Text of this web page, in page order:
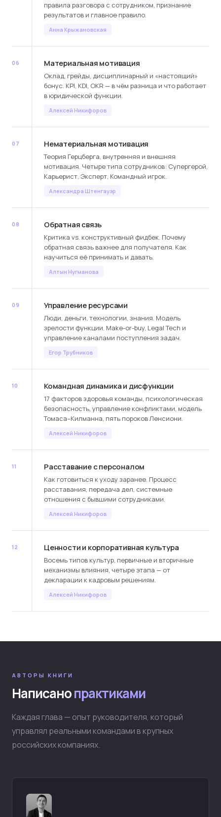
правила разговора с сотрудником, признание
результатов и главное правило.
Анна Крыжановская
06 Материальная мотивация
Оклад, грейды, дисциплинарный и «настоящий»
бонус. KPI, KDI, OKR — в чём разница и что работает
в юридической функции.
Алексей Никифоров
07 Нематериальная мотивация
Теория Герцберга, внутренняя и внешняя
мотивация. Четыре типа сотрудников: Супергерой,
Карьерист, Эксперт, Командный игрок.
Александра Штенгауэр
08 Обратная связь
Критика vs. конструктивный фидбек. Почему
обратная связь важнее для получателя. Как
научиться её принимать и давать.
Алтын Нугманова
09 Управление ресурсами
Люди, деньги, технологии, знания. Модель
зрелости функции. Make-or-buy, Legal Tech и
управление каналами поступления задач.
Егор Трубников
10 Командная динамика и дисфункции
17 факторов здоровья команды, психологическая
безопасность, управление конфликтами, модель
Томаса–Килманна, пять пороков Ленсиони.
Алексей Никифоров
11 Расставание с персоналом
Как готовиться к уходу заранее. Процесс
расставания, передача дел, системные
отношения с бывшими сотрудниками.
Алексей Никифоров
12 Ценности и корпоративная культура
Восемь типов культур, первичные и вторичные
механизмы влияния, четыре этапа — от
декларации к кадровым решениям.
Алексей Никифоров
АВТОРЫ КНИГИ
Написанопрактиками
Каждая глава — опыт руководителя, который
управлял реальными командами в крупных
российских компаниях.
Кейсы (42+)
Кейсы AI